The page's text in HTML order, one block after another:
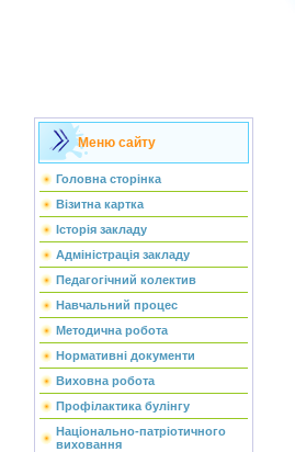
Меню сайту
Головна сторінка
Візитна картка
Історія закладу
Адміністрація закладу
Педагогічний колектив
Навчальний процес
Методична робота
Нормативні документи
Виховна робота
Профілактика булінгу
Національно-патріотичного
виховання